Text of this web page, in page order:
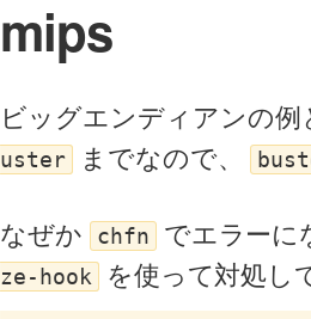
mips
ビッグエンディアンの
uster までなので、
なぜか chfn でエラーに
ze-hook を使って対処し